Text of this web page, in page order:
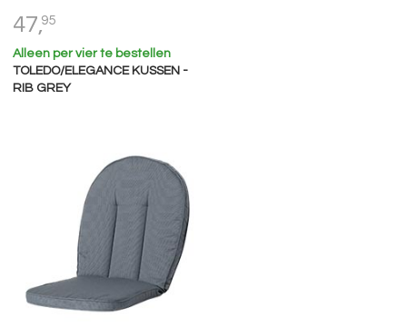
47,95
Alleen per vier te bestellen
TOLEDO/ELEGANCE KUSSEN -
RIB GREY